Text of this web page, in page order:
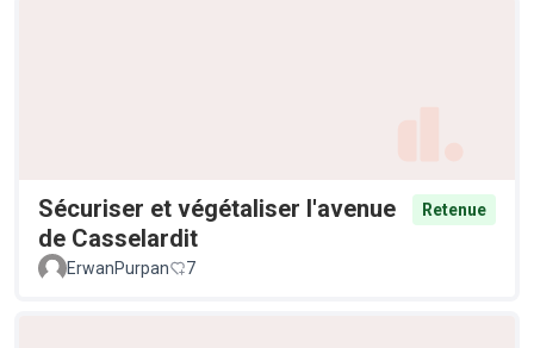
Sécuriser et végétaliser l'avenue
de Casselardit
Retenue
ErwanPurpan 7